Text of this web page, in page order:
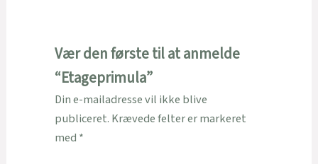
Vær den første til at anmelde
“Etageprimula”
Din e-mailadresse vil ikke blive
publiceret. Krævede felter er markeret
med *